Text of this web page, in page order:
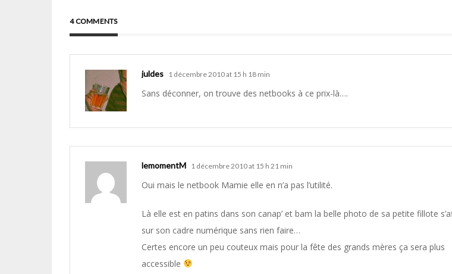
4 COMMENTS
juldes 1 décembre 2010 at 15 h 18 min
Sans déconner, on trouve des netbooks à ce prix-là….
lemomentM 1 décembre 2010 at 15 h 21 min
Oui mais le netbook Mamie elle en n’a pas l’utilité.
Là elle est en patins dans son canap’ et bam la belle photo de sa petite fillote
sur son cadre numérique sans rien faire…
Certes encore un peu couteux mais pour la fête des grands mères ça sera plus
accessible